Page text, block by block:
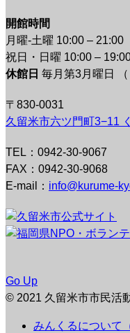
開館時間
月曜-土曜 10:00 – 21:00
祝日・日曜 10:00 –
休館日 毎月第3月曜日 （
〒830-0031
久留米市六ツ門町3−11
TEL：0942-30-9067
FAX：0942-30-9068
E-mail： info@kurume-
Go Up
© 2021 久留米市市民活
みんくるについて